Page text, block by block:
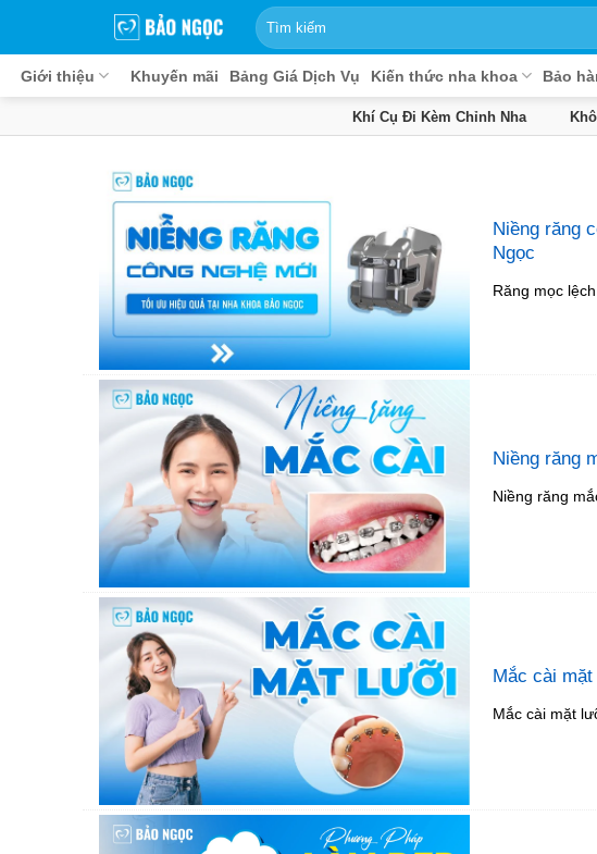
dung
Giới thiệu Khuyến mãi Bảng Giá Dịch Vụ Kiến thức nha khoa Bảo
Khí Cụ Đi Kèm Chỉnh Nha
Niềng răng
Ngọc
Răng mọc
Niềng răng
Niềng răng
Mắc cài
Mắc cài mặt